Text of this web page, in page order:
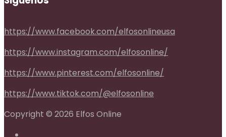
https://www.facebook.com/elfosonlineusa
https://www.instagram.com/elfosonline/
https://www.pinterest.com/elfosonline/
https://www.tiktok.com/@elfosonline
Copyright © 2026 Elfos Online